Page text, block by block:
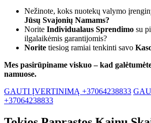
Nežinote, koks nuotekų valymo
Jūsų Svajonių Namams?
Norite Individualaus Sprendimo su
ilgalaikėmis garantijomis?
Norite tiesiog ramiai tenkinti savo
Mes pasirūpiname viskuo – kad
namuose.
GAUTI ĮVERTINIMĄ +37064238833
+37064238833